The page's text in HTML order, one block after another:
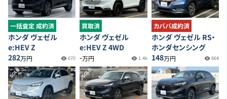
一括査定 成約済
ホンダ ヴェゼル
e:HEV Z
282万円 670
買取済
ホンダ ヴェゼル
e:HEV Z 4WD
-万円 1.4k
カババ成約済
ホンダ ヴェゼル RS・
ホンダセンシング
148万円 864
SOLD SOLD SOLD